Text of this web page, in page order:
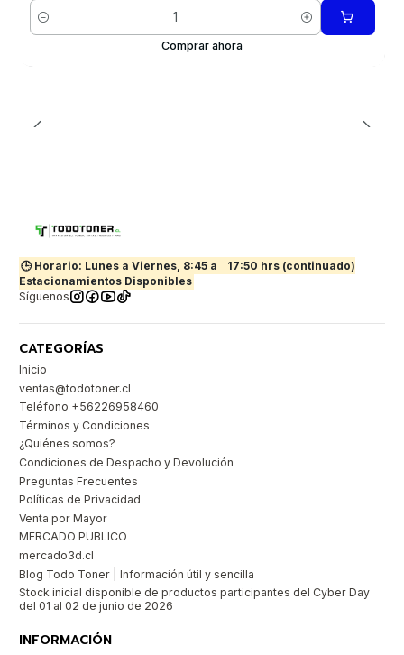
Cantidad
Comprar ahora
🕒 Horario: Lunes a Viernes, 8:45 a
17:50 hrs (continuado)
Estacionamientos Disponibles
Síguenos
CATEGORÍAS
Inicio
ventas@todotoner.cl
Teléfono +56226958460
Términos y Condiciones
¿Quiénes somos?
Condiciones de Despacho y Devolución
Preguntas Frecuentes
Políticas de Privacidad
Venta por Mayor
MERCADO PUBLICO
mercado3d.cl
Blog Todo Toner | Información útil y sencilla
Stock inicial disponible de productos participantes del Cyber Day
del 01 al 02 de junio de 2026
INFORMACIÓN